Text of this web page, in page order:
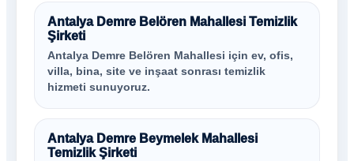
Antalya Demre Belören Mahallesi Temizlik
Şirketi
Antalya Demre Belören Mahallesi için ev, ofis,
villa, bina, site ve inşaat sonrası temizlik
hizmeti sunuyoruz.
Antalya Demre Beymelek Mahallesi
Temizlik Şirketi